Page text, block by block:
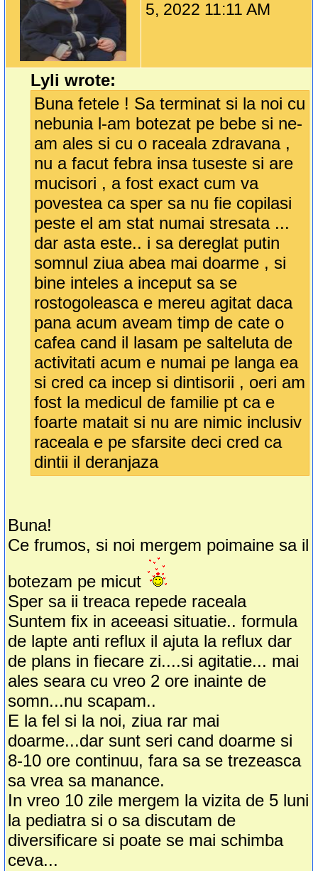
5, 2022 11:11 AM
Lyli wrote:
Buna fetele ! Sa terminat si la noi cu
nebunia l-am botezat pe bebe si ne-
am ales si cu o raceala zdravana ,
nu a facut febra insa tuseste si are
mucisori , a fost exact cum va
povestea ca sper sa nu fie copilasi
peste el am stat numai stresata ...
dar asta este.. i sa dereglat putin
somnul ziua abea mai doarme , si
bine inteles a inceput sa se
rostogoleasca e mereu agitat daca
pana acum aveam timp de cate o
cafea cand il lasam pe salteluta de
activitati acum e numai pe langa ea
si cred ca incep si dintisorii , oeri am
fost la medicul de familie pt ca e
foarte matait si nu are nimic inclusiv
raceala e pe sfarsite deci cred ca
dintii il deranjaza
Buna!
Ce frumos, si noi mergem poimaine sa il
botezam pe micut
Sper sa ii treaca repede raceala
Suntem fix in aceeasi situatie.. formula
de lapte anti reflux il ajuta la reflux dar
de plans in fiecare zi....si agitatie... mai
ales seara cu vreo 2 ore inainte de
somn...nu scapam..
E la fel si la noi, ziua rar mai
doarme...dar sunt seri cand doarme si
8-10 ore continuu, fara sa se trezeasca
sa vrea sa manance.
In vreo 10 zile mergem la vizita de 5 luni
la pediatra si o sa discutam de
diversificare si poate se mai schimba
ceva...